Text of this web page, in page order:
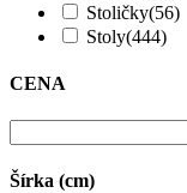
Stoličky(56)
Stoly(444)
CENA
Šírka (cm)